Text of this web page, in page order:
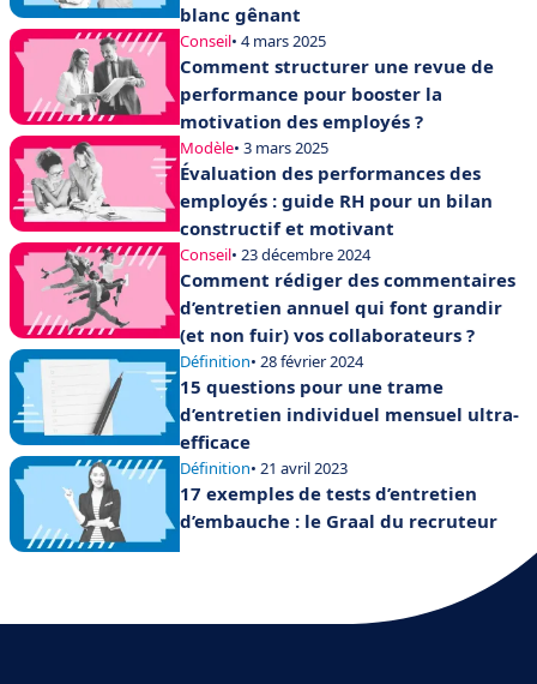
blanc gênant
Conseil• 4 mars 2025
Comment structurer une revue de
performance pour booster la
motivation des employés ?
Modèle• 3 mars 2025
Évaluation des performances des
employés : guide RH pour un bilan
constructif et motivant
Conseil• 23 décembre 2024
Comment rédiger des commentaires
d’entretien annuel qui font grandir
(et non fuir) vos collaborateurs ?
Définition• 28 février 2024
15 questions pour une trame
d’entretien individuel mensuel ultra-
efficace
Définition• 21 avril 2023
17 exemples de tests d’entretien
d’embauche : le Graal du recruteur